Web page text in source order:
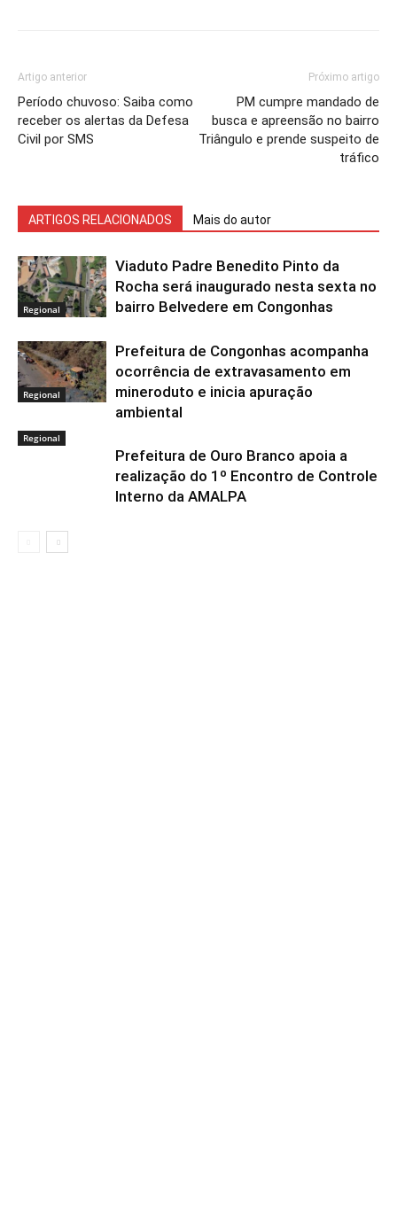
Artigo anterior
Período chuvoso: Saiba como
receber os alertas da Defesa
Civil por SMS
Próximo artigo
PM cumpre mandado de
busca e apreensão no bairro
Triângulo e prende suspeito de
tráfico
ARTIGOS RELACIONADOS Mais do autor
Regional
Viaduto Padre Benedito Pinto da
Rocha será inaugurado nesta sexta no
bairro Belvedere em Congonhas
Regional
Prefeitura de Congonhas acompanha
ocorrência de extravasamento em
mineroduto e inicia apuração
ambiental
Regional
Prefeitura de Ouro Branco apoia a
realização do 1º Encontro de Controle
Interno da AMALPA